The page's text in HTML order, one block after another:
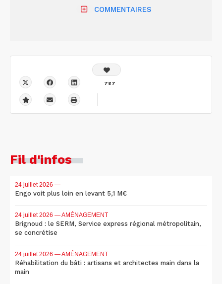
COMMENTAIRES
787
Fil d'infos
24 juillet 2026 —
Engo voit plus loin en levant 5,1 M€
24 juillet 2026 — AMÉNAGEMENT
Brignoud : le SERM, Service express régional métropolitain,
se concrétise
24 juillet 2026 — AMÉNAGEMENT
Réhabilitation du bâti : artisans et architectes main dans la
main